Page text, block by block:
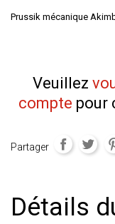
Prussik mécanique
Veuillez
compte pour
Partager
Détails